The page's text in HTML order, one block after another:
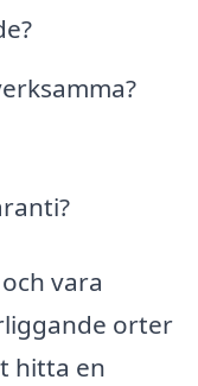
vara
orter
hitta en